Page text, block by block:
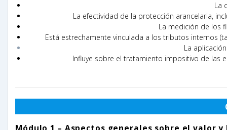
La
La efectividad de la protección arancelaria,
La medición de los
Está estrechamente vinculada a los tributos internos
La
Influye sobre el tratamiento impositivo de las